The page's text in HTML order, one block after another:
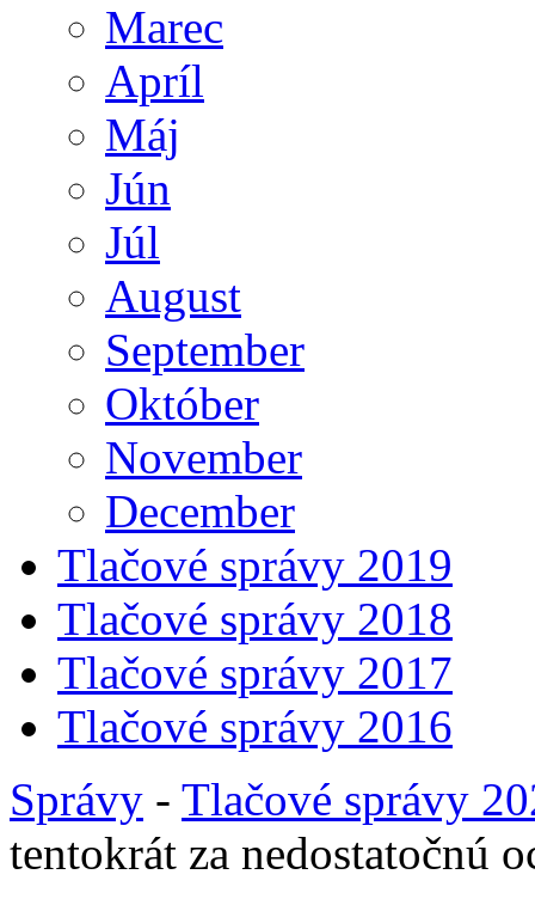
Marec
Apríl
Máj
Jún
Júl
August
September
Október
November
December
Tlačové správy 2019
Tlačové správy 2018
Tlačové správy 2017
Tlačové správy 2016
Správy - Tlačové správy
tentokrát za nedostatočnú